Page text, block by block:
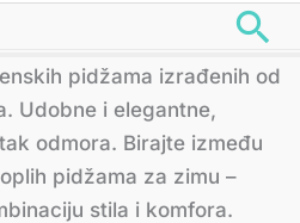
pidžama izrađenih od
Udobne i elegantne,
odmora. Birajte između
pidžama za zimu –
stila i komfora.
Сортирано
по
најновијем